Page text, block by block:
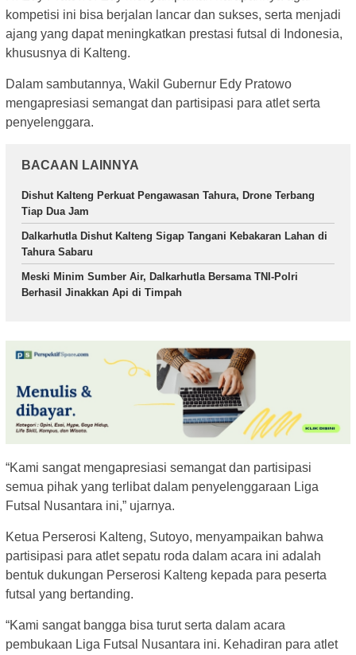
kompetisi ini bisa berjalan lancar dan sukses, serta menjadi
ajang yang dapat meningkatkan prestasi futsal di Indonesia,
khususnya di Kalteng.
Dalam sambutannya, Wakil Gubernur Edy Pratowo
mengapresiasi semangat dan partisipasi para atlet serta
penyelenggara.
BACAAN LAINNYA
Dishut Kalteng Perkuat Pengawasan Tahura, Drone Terbang
Tiap Dua Jam
Dalkarhutla Dishut Kalteng Sigap Tangani Kebakaran Lahan di
Tahura Sabaru
Meski Minim Sumber Air, Dalkarhutla Bersama TNI-Polri
Berhasil Jinakkan Api di Timpah
“Kami sangat mengapresiasi semangat dan partisipasi
semua pihak yang terlibat dalam penyelenggaraan Liga
Futsal Nusantara ini,” ujarnya.
Ketua Perserosi Kalteng, Sutoyo, menyampaikan bahwa
partisipasi para atlet sepatu roda dalam acara ini adalah
bentuk dukungan Perserosi Kalteng kepada para peserta
futsal yang bertanding.
“Kami sangat bangga bisa turut serta dalam acara
pembukaan Liga Futsal Nusantara ini. Kehadiran para atlet